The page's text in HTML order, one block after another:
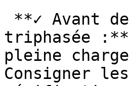
triphasée :**
pleine
Consigner